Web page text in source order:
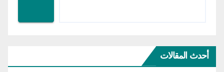
أحدث المقالات